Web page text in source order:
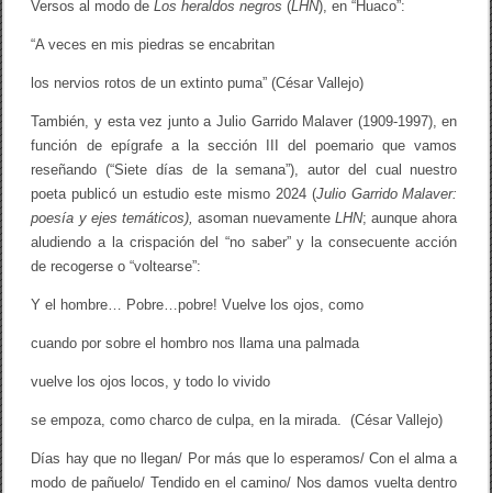
Versos al modo deLos heraldos negros (LHN), en “Huaco”:
“A veces en mis piedras se encabritan
los nervios rotos de un extinto puma” (César Vallejo)
También, y esta vez junto a Julio Garrido Malaver (1909-1997), en
función de epígrafe a la sección III del poemario que vamos
reseñando (“Siete días de la semana”), autor del cual nuestro
poeta publicó un estudio este mismo 2024 (Julio Garrido Malaver:
poesía y ejes temáticos), asoman nuevamente LHN; aunque ahora
aludiendo a la crispación del “no saber” y la consecuente acción
de recogerse o “voltearse”:
Y el hombre… Pobre…pobre! Vuelve los ojos, como
cuando por sobre el hombro nos llama una palmada
vuelve los ojos locos, y todo lo vivido
se empoza, como charco de culpa, en la mirada. (César Vallejo)
Días hay que no llegan/ Por más que lo esperamos/ Con el alma a
modo de pañuelo/ Tendido en el camino/ Nos damos vuelta dentro